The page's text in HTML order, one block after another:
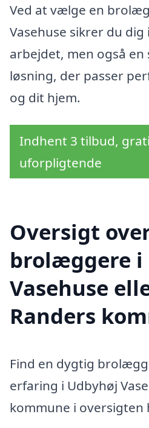
Ved at vælge en
Vasehuse sikrer du
arbejdet, men også
løsning, der passer
og dit hjem.
Indhent 3 tilbud,
uforpligtende
Oversigt
brolæggere i
Vasehuse
Randers
Find en dygtig
erfaring i Udbyhøj
kommune i oversigten